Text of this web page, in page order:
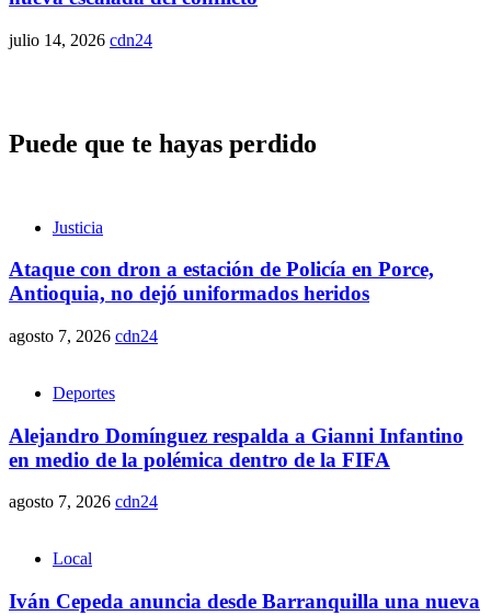
julio 14, 2026 cdn24
Puede que te hayas perdido
Justicia
Ataque con dron a estación de Policía en Porce,
Antioquia, no dejó uniformados heridos
agosto 7, 2026 cdn24
Deportes
Alejandro Domínguez respalda a Gianni Infantino
en medio de la polémica dentro de la FIFA
agosto 7, 2026 cdn24
Local
Iván Cepeda anuncia desde Barranquilla una nueva